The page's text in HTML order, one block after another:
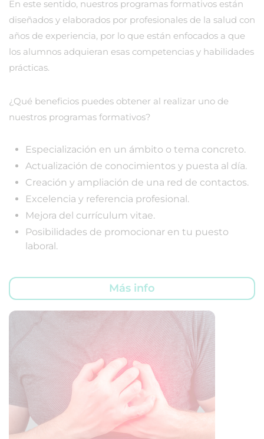
En este sentido, nuestros programas formativos están
diseñados y elaborados por profesionales de la salud con
años de experiencia, por lo que están enfocados a que
los alumnos adquieran esas competencias y habilidades
prácticas.
¿Qué beneficios puedes obtener al realizar uno de
nuestros programas formativos?
Especialización en un ámbito o tema concreto.
Actualización de conocimientos y puesta al día.
Creación y ampliación de una red de contactos.
Excelencia y referencia profesional.
Mejora del currículum vitae.
Posibilidades de promocionar en tu puesto
laboral.
Más info